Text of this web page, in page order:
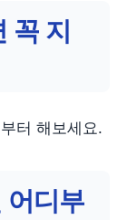
꼭 지
터 해보세요.
어디부